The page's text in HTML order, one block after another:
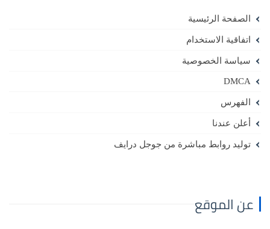
الصفحة الرئيسية
اتفاقية الاستخدام
سياسة الخصوصية
DMCA
الفهرس
أعلن عندنا
توليد روابط مباشرة من جوجل درايف
عن الموقع